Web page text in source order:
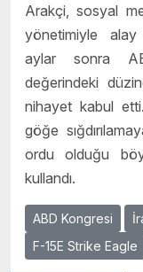
Arakçi, sosyal
yönetimiyle alay
aylar sonra
değerindeki
nihayet kabul
göğe
ordu olduğu
kullandı.
ABD Kongresi
F-15E Strike Eagle